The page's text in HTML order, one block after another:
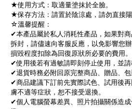
★使用方式：取適量塗抹於全臉。
★保存方法：請置於陰涼處，請勿直接
☆溫馨提醒：
✔本產品屬於私人消耗性產品，如果對
拆封，請儘速向客服反應，以免影響您
損毀程度扣除為回復原狀所必要的費用。
✔使用後若有過敏請即刻停止使用，並請
✔退貨時務必附回原完整商品、贈品、包
✔商品建議下訂前先實際試色、試用後
膚不適等症狀，恕不接受退換。
✔個人電腦螢幕差異、照片拍攝關係造